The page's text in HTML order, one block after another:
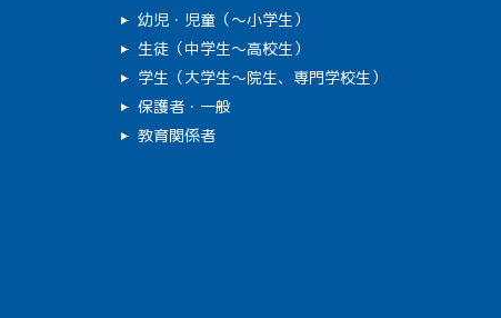
幼児・児童（～小学生）
生徒（中学生～高校生）
学生（大学生～院生、専門学校生）
保護者・一般
教育関係者